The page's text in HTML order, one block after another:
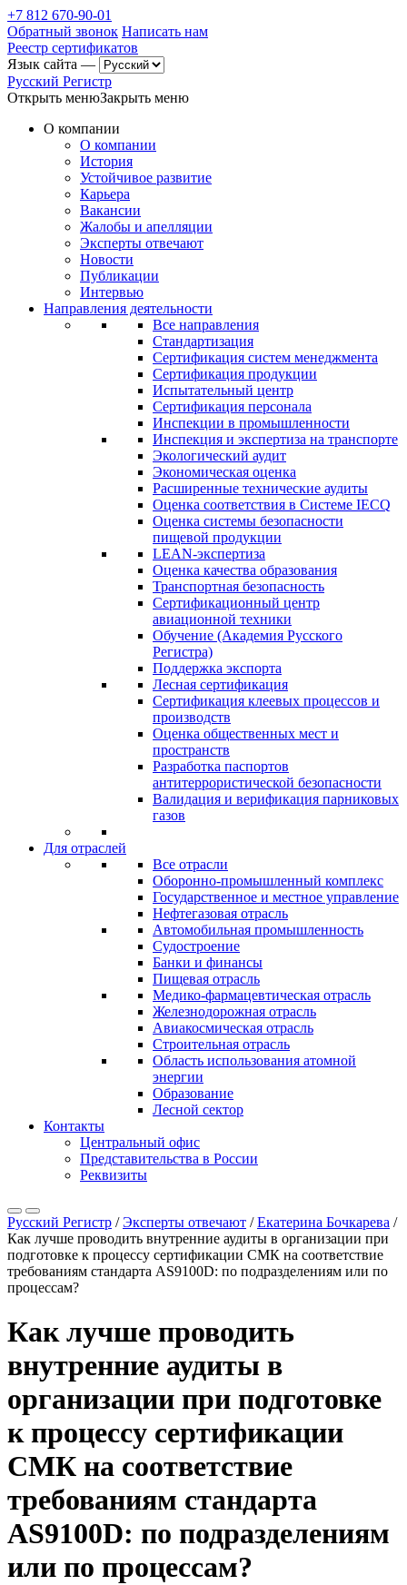
+7 812 670-90-01
Обратный звонок Написать нам
Реестр сертификатов
Язык сайта —
Русский Регистр
Открыть менюЗакрыть меню
О компании
О компании
История
Устойчивое развитие
Карьера
Вакансии
Жалобы и апелляции
Эксперты отвечают
Новости
Публикации
Интервью
Направления деятельности
Все направления
Стандартизация
Сертификация систем менеджмента
Сертификация продукции
Испытательный центр
Сертификация персонала
Инспекции в промышленности
Инспекция и экспертиза на транспорте
Экологический аудит
Экономическая оценка
Расширенные технические аудиты
Оценка соответствия в Системе IECQ
Оценка системы безопасности
пищевой продукции
LEAN-экспертиза
Оценка качества образования
Транспортная безопасность
Сертификационный центр
авиационной техники
Обучение (Академия Русского
Регистра)
Поддержка экспорта
Лесная сертификация
Сертификация клеевых процессов и
производств
Оценка общественных мест и
пространств
Разработка паспортов
антитеррористической безопасности
Валидация и верификация парниковых
газов
Для отраслей
Все отрасли
Оборонно‐промышленный комплекс
Государственное и местное управление
Нефтегазовая отрасль
Автомобильная промышленность
Судостроение
Банки и финансы
Пищевая отрасль
Медико-фармацевтическая отрасль
Железнодорожная отрасль
Авиакосмическая отрасль
Строительная отрасль
Область использования атомной
энергии
Образование
Лесной сектор
Контакты
Центральный офис
Представительства в России
Реквизиты
Русский Регистр /Эксперты отвечают /Екатерина Бочкарева /
Как лучше проводить внутренние аудиты в организации при
подготовке к процессу сертификации СМК на соответствие
требованиям стандарта AS9100D: по подразделениям или по
процессам?
Как лучше проводить
внутренние аудиты в
организации при подготовке
к процессу сертификации
СМК на соответствие
требованиям стандарта
AS9100D: по подразделениям
или по процессам?